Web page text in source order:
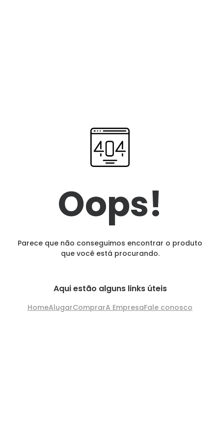
Oops!
Parece que não conseguimos encontrar o produto
que você está procurando.
Aqui estão alguns links úteis
HomeAlugarComprarA EmpresaFale conosco